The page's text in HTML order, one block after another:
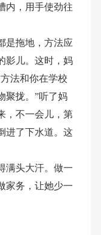
内，用手使劲往
是拖地，方法应
影儿。这时，妈
法和你在学校
聚拢。”听了妈
，不一会儿，第
进了下水道。这
满头大汗。做一
家务，让她少一